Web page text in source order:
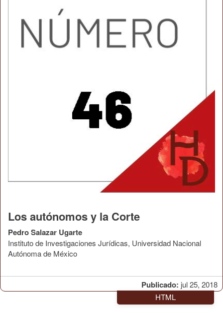
Publicado: jul 25, 2018
Los autónomos y la Corte
Pedro Salazar Ugarte
Instituto de Investigaciones Jurídicas, Universidad Nacional
Autónoma de México
HTML